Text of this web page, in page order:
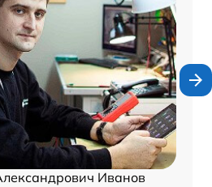
Иванов